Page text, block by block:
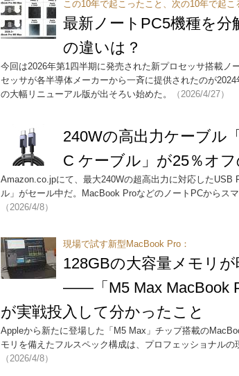
この10年で起こったこと、次の10年で起こ
最新ノートPC5機種を
の違いは？
今回は2026年第1四半期に発売された新プロセッサ搭載ノ
セッサが各半導体メーカーから一斉に提供されたのが
の大幅リニューアル版が出そろい始めた。
（2026/4/27）
240Wの高出力ケーブル
C ケーブル」が25％オフ
Amazon.co.jpにて、最大240Wの超高出力に対応したUSB
ル」がセール中だ。MacBook ProなどのノートPCからス
（2026/4/8）
現場で試す新型MacBook Pro：
128GBの大容量メモリ
――「M5 Max MacBook
が実戦投入して分かったこと
Appleから新たに登場した「M5 Max」チップ搭載の
モリを備えたフルスペック構成は、プロフェッショナルの
（2026/4/8）